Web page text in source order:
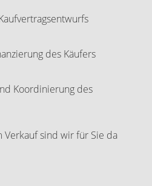
des Käufers
Koordinierung des
Verkauf sind wir für Sie da